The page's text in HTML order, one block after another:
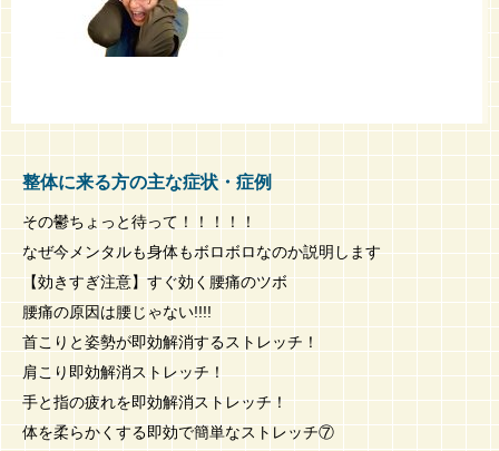
整体に来る方の主な症状・症例
その鬱ちょっと待って！！！！！
なぜ今メンタルも身体もボロボロなのか説明します
【効きすぎ注意】すぐ効く腰痛のツボ
腰痛の原因は腰じゃない!!!!
首こりと姿勢が即効解消するストレッチ！
肩こり即効解消ストレッチ！
手と指の疲れを即効解消ストレッチ！
体を柔らかくする即効で簡単なストレッチ⑦